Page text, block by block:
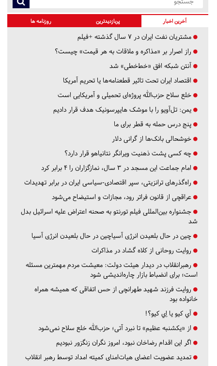
آخرین اخبار پربازدیدترین روزنامه ها
مشتریان نفت ایران در ۷ سال گذشته +فیلم
راز اصرار بر «مذاکره و ملاقات به هر قیمت» چیست؟
آنتن شبکه افق «خط‌خطی» شد
اقتصاد ایران تحت تاثیر قطعنامه‌ها یا تحریم‌ آمریکا
خلع سلاح حزب‌الله پروژه‌ای تحمیلی و آمریکایی است
یمن: تل‌آویو را با موشک هایپرسونیک هدف قرار دادیم
پنج درس‌ حمله به قطر برای ما
خوشحالی بانک‌ها از گرانی دلار
چه کسی پشت ذهنیت ویرانگر نتانیاهو قرار دارد؟
امام جماعت این مسجد در ۳ سال، نمازگزاران را ۴ برابر کرد
راه‌گذرهای ترانزیتی، سپر اقتصادی-سیاسی ایران در برابر تهدیدات
عراقچی از قانون فراتر رود، مجازات و استیضاح می‌شود
جشنواره بین‌المللی فیلم تورنتو به صحنه اعتراض علیه اسرائیل بدل
شد
چین در حال بلعیدن انرژی آسیاچین در حال بلعیدن انرژی آسیا
روایت روحانی از کلاه گشاد در مذاکرات
رهبرانقلاب در دیدار هیئت دولت: معیشت مردم مهمترین مسئله
است؛ برای انضباط بازار چاره‌اندیشی شود
روایت فرزند شهید طهرانچی از حس اتفاقی که همیشه همراه
خانواده بود
آي كيو يا اِي كيو؟!
از «یکشنبه عظیم» تا نبرد آتی؛ حزب‌الله خلع سلاح نمی‌شود
اگر این اقدام رضاخان نبود، امروز نگران زنگزور نبودیم
تمدید عضویت اعضای هیات‌امنای کمیته امداد توسط رهبر انقلاب